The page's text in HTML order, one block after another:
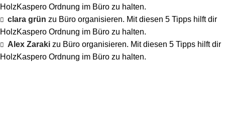
HolzKaspero Ordnung im Büro zu halten.
clara grün zu Büro organisieren. Mit diesen 5 Tipps hilft dir
HolzKaspero Ordnung im Büro zu halten.
Alex Zaraki zu Büro organisieren. Mit diesen 5 Tipps hilft dir
HolzKaspero Ordnung im Büro zu halten.